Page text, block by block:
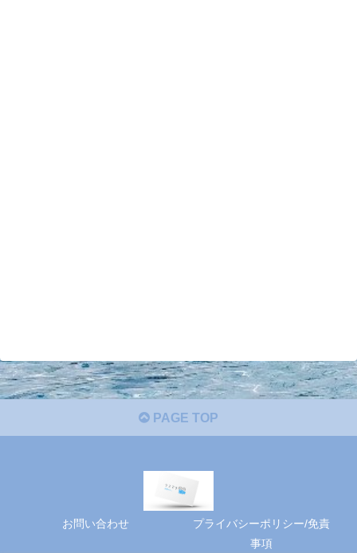
PAGE TOP
お問い合わせ
プライバシーポリシー/免責
事項